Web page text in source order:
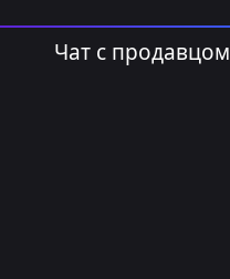
Чат с продавцом